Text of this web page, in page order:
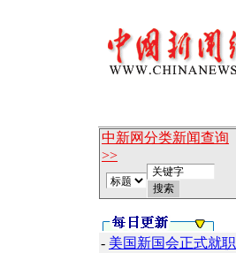
中新网分类新闻查询
>>
- 美国新国会正式就职